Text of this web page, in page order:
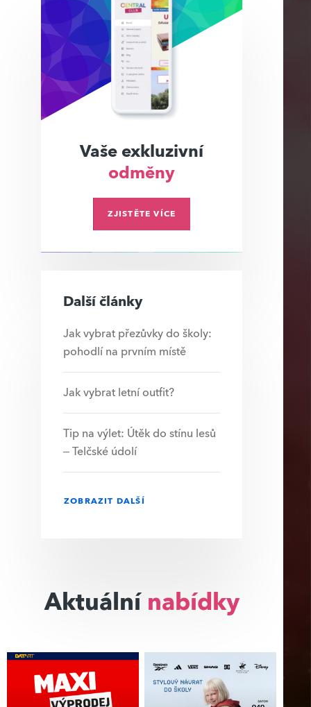
Vaše exkluzivní
odměny
ZJISTĚTE VÍCE
Další články
Jak vybrat přezůvky do školy:
pohodlí na prvním místě
Jak vybrat letní outfit?
Tip na výlet: Útěk do stínu lesů
– Telčské údolí
ZOBRAZIT DALŠÍ
Aktuálnínabídky